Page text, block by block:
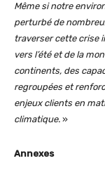
Même si notre
perturbé de
traverser cette crise
vers l’été et de la
continents, des
regroupées et
enjeux clients en
climatique. »
Annexes